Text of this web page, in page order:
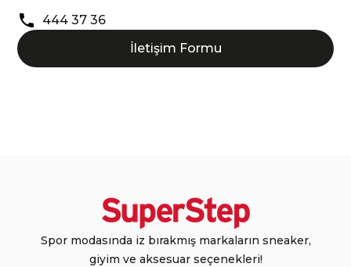
444 37 36
İletişim Formu
Spor modasında iz bırakmış markaların sneaker,
giyim ve aksesuar seçenekleri!